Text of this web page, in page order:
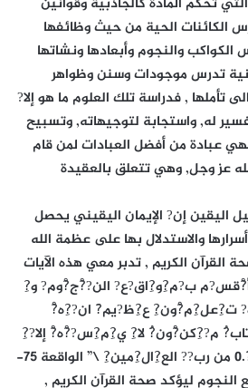
الكائنات الحية من حيث وظائفها
الكواكب والنجوم وأبعادها ونشاتها
تدرس موجودات وسنن وظواهر
تأملها , فدراسة تلك العلوم ما هو إلا?
له, واستجابة لتوجيهاته, وتسبيح
عبادة من أفضل العبادات لمن قام
عز وجل, وهي تتعلق بالعقيدة
اليقين إن? الإيمان اليقيني يحصل
والاستدلال بها على عظمة الله
القرآن الكريم , تدبر معي هذه الآيات
ب?م?ِو?ِاق?ع? الن??ْج?ْوم? و?ِ
ت?ِعل?ِم?ْون?ِ ع?ِظ?يم?َ ان??ِه?ْ
م??ِكن?ْون?ُ لا?ِ ي?ِم?ِس??ْه?ْ إلا??ِ
الم?ْط?ِه??ِرون?ِ ت?ِنزيل?َ.0 من رب?? الع?ِال?ِمين?ِ \” الواقعة 75-
النجوم ليؤكد صحة القرآن الكريم ,